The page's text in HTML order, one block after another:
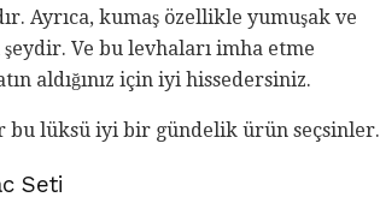
Ayrıca, kumaş özellikle yumuşak ve
Ve bu levhaları imha etme
aldığınız için iyi hissedersiniz.
bu lüksü iyi bir gündelik ürün seçsinler.
Seti